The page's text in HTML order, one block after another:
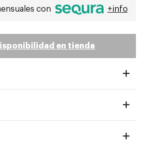
con +info
en tienda